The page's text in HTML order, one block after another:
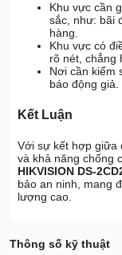
Khu vực cần
sắc, như: bãi
hàng.
Khu vực có
rõ nét, chẳng
Nơi cần kiểm
báo động giả.
Kết Luận
Với sự kết hợp giữa
và khả năng chống
HIKVISION DS-
bảo an ninh, mang
lượng cao.
Thông số kỹ thuật